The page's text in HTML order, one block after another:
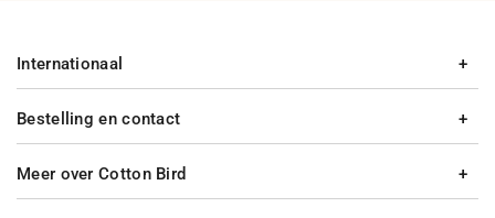
Bestelling en contact
Meer over Cotton Bird
Internationaal